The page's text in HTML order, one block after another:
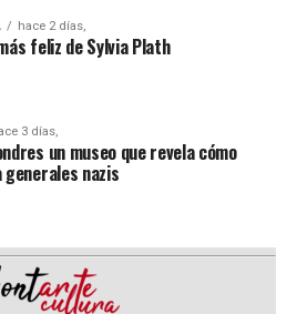
donde vivieron
Sosa, la música vibra entre
resuena en sus cimientos
y coraje,
independiente.
de Valor Vereda en la Escuela
Boedo
hace 2 días,
feliz de Sylvia Plath
3 días,
un museo que revela cómo
generales nazis